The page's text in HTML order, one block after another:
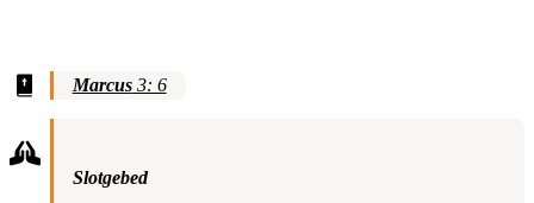
Marcus3: 6
Slotgebed